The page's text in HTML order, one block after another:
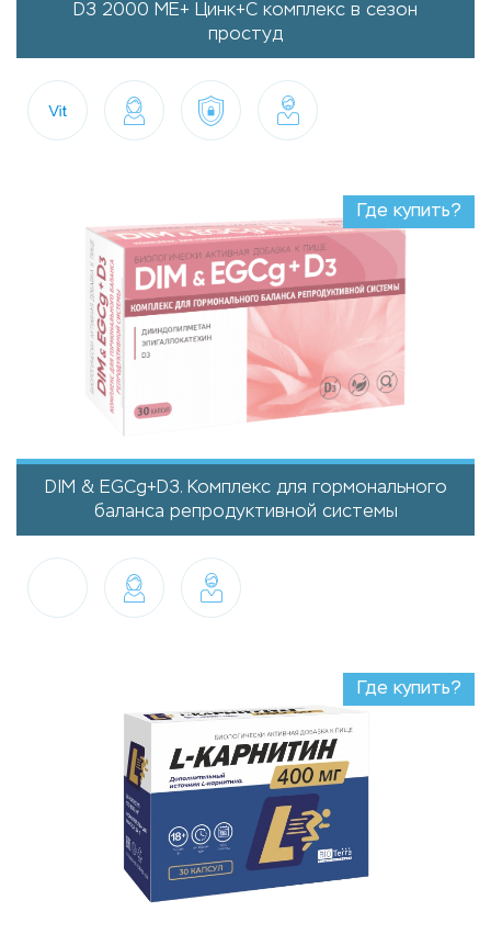
D3 2000 МЕ+ Цинк+С комплекс в сезон
простуд
DIM & EGCg+D3. Комплекс для гормонального
баланса репродуктивной системы
Где купить?
Где купить?